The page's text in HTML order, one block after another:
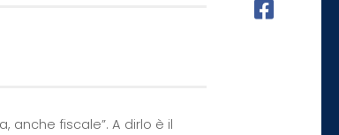
anche fiscale”. A dirlo è il